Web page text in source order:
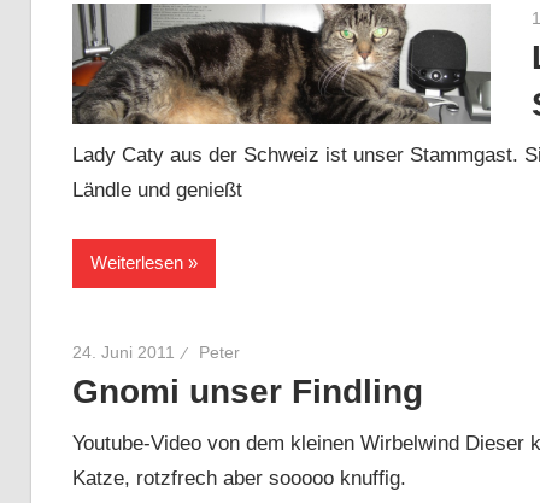
Lady Caty aus der Schweiz ist unser Stammgast.
Ländle und genießt
Weiterlesen
24. Juni 2011 Peter
Gnomi unser Findling
Youtube-Video von dem kleinen Wirbelwind Dieser
Katze, rotzfrech aber sooooo knuffig.